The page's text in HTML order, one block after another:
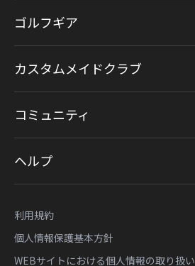
ゴルフギア
カスタムメイドクラブ
コミュニティ
ヘルプ
利用規約
個人情報保護基本方針
WEBサイトにおける個人情報の取り扱い